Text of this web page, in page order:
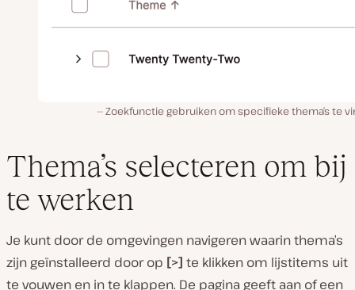
Zoekfunctie gebruiken om specifieke thema’s te
Thema’s selecteren om bij
te werken
Je kunt door de omgevingen navigeren waarin thema’s
zijn geïnstalleerd door op [>] te klikken om lijstitems uit
te vouwen en in te klappen. De pagina geeft aan of een